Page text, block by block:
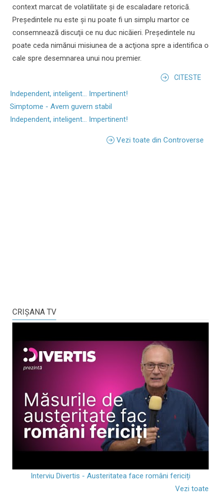
context marcat de volatilitate şi de escaladare retorică.
Preşedintele nu este şi nu poate fi un simplu martor ce
consemnează discuţii ce nu duc nicăieri. Preşedintele nu
poate ceda nimănui misiunea de a acţiona spre a identifica o
cale spre desemnarea unui nou premier.
CITESTE
Independent, inteligent... Impertinent!
Simptome - Avem guvern stabil
Independent, inteligent... Impertinent!
Vezi toate din Controverse
CRIŞANA TV
Interviu Divertis - Austeritatea face români fericiți
Vezi toate